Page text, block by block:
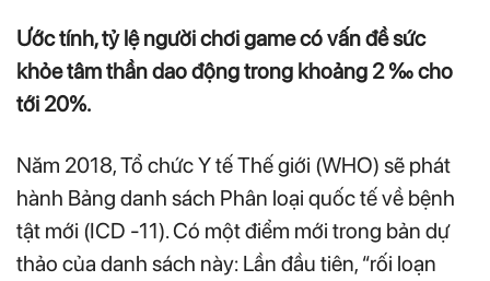
Ước tính, tỷ lệ người chơi game có vấn đề sức
khỏe tâm thần dao động trong khoảng 2 ‰ cho
tới 20%.
Năm 2018, Tổ chức Y tế Thế giới (WHO) sẽ phát
hành Bảng danh sách Phân loại quốc tế về bệnh
tật mới (ICD -11). Có một điểm mới trong bản dự
thảo của danh sách này: Lần đầu tiên, “rối loạn